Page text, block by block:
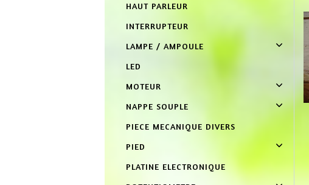
HAUT PARLEUR
INTERRUPTEUR
LAMPE / AMPOULE
LED
MOTEUR
NAPPE SOUPLE
PIECE MECANIQUE DIVERS
PIED
PLATINE ELECTRONIQUE